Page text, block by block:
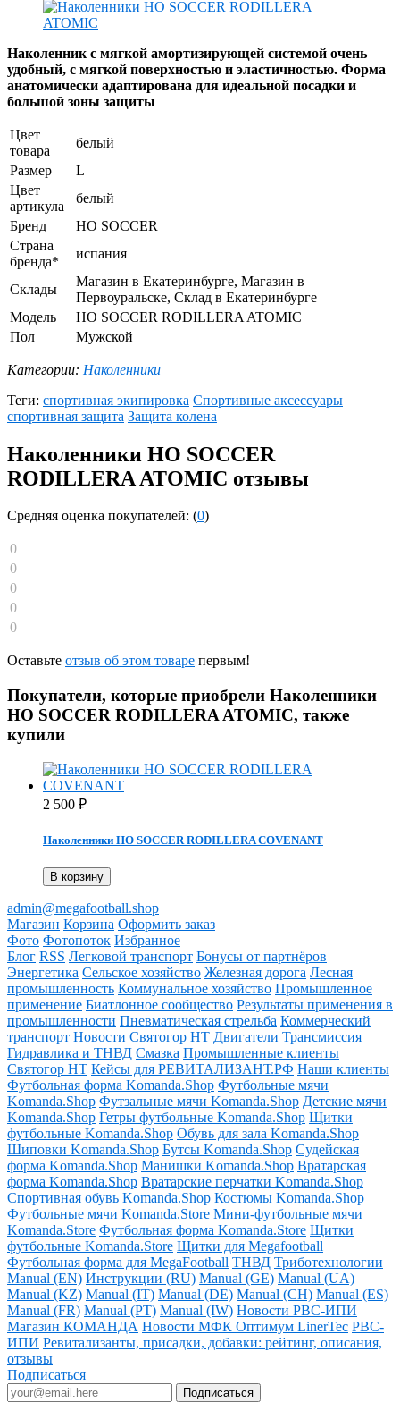
Наколенник с мягкой амортизирующей системой очень
удобный, с мягкой поверхностью и эластичностью. Форма
анатомически адаптирована для идеальной посадки и
большой зоны защиты
Цвет
товара
белый
Размер
L
Цвет
артикула
белый
Бренд
HO SOCCER
Страна
бренда*
испания
Склады
Магазин в Екатеринбурге, Магазин в
Первоуральске, Склад в Екатеринбурге
Модель
HO SOCCER RODILLERA ATOMIC
Пол
Мужской
Категории: Наколенники
Теги: спортивная экипировка Спортивные аксессуары
спортивная защита Защита колена
Наколенники HO SOCCER
RODILLERA ATOMIC отзывы
Средняя оценка покупателей: (0)
0
0
0
0
0
Оставьте отзыв об этом товаре первым!
Покупатели, которые приобрели Наколенники
HO SOCCER RODILLERA ATOMIC, также
купили
2 500 ₽
Наколенники HO SOCCER RODILLERA COVENANT
В корзину
admin@megafootball.shop
Магазин Корзина Оформить заказ
Фото Фотопоток Избранное
Блог RSS Легковой транспорт Бонусы от партнёров
Энергетика Сельское хозяйство Железная дорога Лесная
промышленность Коммунальное хозяйство Промышленное
применение Биатлонное сообщество Результаты применения в
промышленности Пневматическая стрельба Коммерческий
транспорт Новости Святогор НТ Двигатели Трансмиссия
Гидравлика и ТНВД Смазка Промышленные клиенты
Святогор НТ Кейсы для РЕВИТАЛИЗАНТ.РФ Наши клиенты
Футбольная форма Komanda.Shop Футбольные мячи
Komanda.Shop Футзальные мячи Komanda.Shop Детские мячи
Komanda.Shop Гетры футбольные Komanda.Shop Щитки
футбольные Komanda.Shop Обувь для зала Komanda.Shop
Шиповки Komanda.Shop Бутсы Komanda.Shop Судейская
форма Komanda.Shop Манишки Komanda.Shop Вратарская
форма Komanda.Shop Вратарские перчатки Komanda.Shop
Спортивная обувь Komanda.Shop Костюмы Komanda.Shop
Футбольные мячи Komanda.Store Мини-футбольные мячи
Komanda.Store Футбольная форма Komanda.Store Щитки
футбольные Komanda.Store Щитки для Megafootball
Футбольная форма для MegaFootball ТНВД Триботехнологии
Manual (EN) Инструкции (RU) Manual (GE) Manual (UA)
Manual (KZ) Manual (IT) Manual (DE) Manual (CH) Manual (ES)
Manual (FR) Manual (PT) Manual (IW) Новости РВС-ИПИ
Магазин КОМАНДА Новости МФК Оптимум LinerTec РВС-
ИПИ Ревитализанты, присадки, добавки: рейтинг, описания,
отзывы
Подписаться